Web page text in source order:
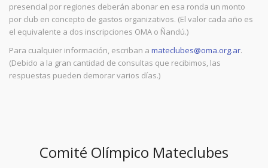
presencial por regiones deberán abonar en esa ronda un monto
por club en concepto de gastos organizativos. (El valor cada año es
el equivalente a dos inscripciones OMA o Ñandú.)
Para cualquier información, escriban a mateclubes@oma.org.ar.
(Debido a la gran cantidad de consultas que recibimos, las
respuestas pueden demorar varios días.)
Comité Olímpico Mateclubes